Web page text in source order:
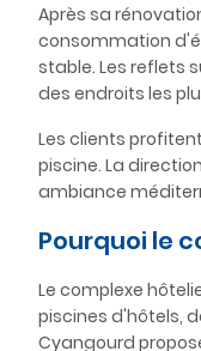
Après sa
consommation
stable. Les reflets
des endroits les
Les clients
piscine. La
ambiance
Pourquoi le
Le complexe
piscines d'hôtels,
Cyangourd